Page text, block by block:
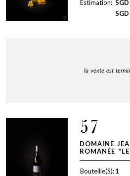
Estimation: SGD
SGD
la vente est
57
DOMAINE
ROMANÉE
Bouteille(S):1